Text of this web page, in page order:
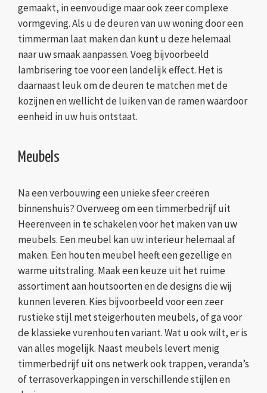
gemaakt, in eenvoudige maar ook zeer complexe
vormgeving. Als u de deuren van uw woning door een
timmerman laat maken dan kunt u deze helemaal
naar uw smaak aanpassen. Voeg bijvoorbeeld
lambrisering toe voor een landelijk effect. Het is
daarnaast leuk om de deuren te matchen met de
kozijnen en wellicht de luiken van de ramen waardoor
eenheid in uw huis ontstaat.
Meubels
Na een verbouwing een unieke sfeer creëren
binnenshuis? Overweeg om een timmerbedrijf uit
Heerenveen in te schakelen voor het maken van uw
meubels. Een meubel kan uw interieur helemaal af
maken. Een houten meubel heeft een gezellige en
warme uitstraling. Maak een keuze uit het ruime
assortiment aan houtsoorten en de designs die wij
kunnen leveren. Kies bijvoorbeeld voor een zeer
rustieke stijl met steigerhouten meubels, of ga voor
de klassieke vurenhouten variant. Wat u ook wilt, er is
van alles mogelijk. Naast meubels levert menig
timmerbedrijf uit ons netwerk ook trappen, veranda’s
of terrasoverkappingen in verschillende stijlen en